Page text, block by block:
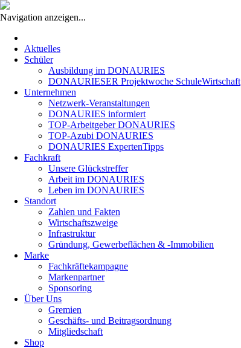
Navigation anzeigen...
überspringen
Aktuelles
Schüler
Ausbildung im DONAURIES
DONAURIESER Projektwoche SchuleWirtschaft
Unternehmen
Netzwerk-Veranstaltungen
DONAURIES informiert
TOP-Arbeitgeber DONAURIES
TOP-Azubi DONAURIES
DONAURIES ExpertenTipps
Fachkraft
Unsere Glückstreffer
Arbeit im DONAURIES
Leben im DONAURIES
Standort
Zahlen und Fakten
Wirtschaftszweige
Infrastruktur
Gründung, Gewerbeflächen & -Immobilien
Marke
Fachkräftekampagne
Markenpartner
Sponsoring
Über Uns
Gremien
Geschäfts- und Beitragsordnung
Mitgliedschaft
Shop